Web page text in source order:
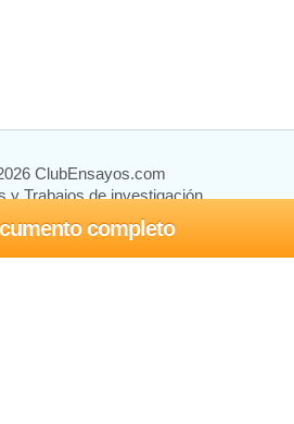
completo
ClubEnsayos.com
y Trabajos de investigación